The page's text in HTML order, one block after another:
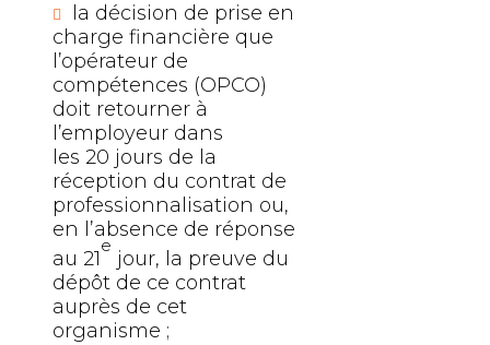
la décision de prise en
charge financière que
l’opérateur de
compétences (OPCO)
doit retourner à
l’employeur dans
les 20 jours de la
réception du contrat de
professionnalisation ou,
en l’absence de réponse
au 21
e
jour, la preuve du
dépôt de ce contrat
auprès de cet
organisme ;